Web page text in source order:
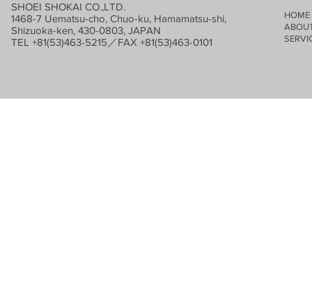
SHOEI SHOKAI CO.,LTD.
1468-7 Uematsu-cho, Chuo-ku, Hamamatsu-shi,
Shizuoka-ken, 430-0803, JAPAN
TEL +81(53)463-5215／FAX +81(53)463-0101
HOME